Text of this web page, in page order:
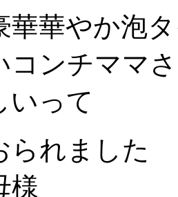
華華やか泡
コンチママ
いって
られました
様